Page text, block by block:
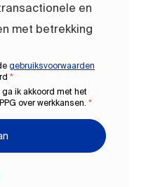
en
met betrekking
gebruiksvoorwaarden
*
ik akkoord met het
over werkkansen. *